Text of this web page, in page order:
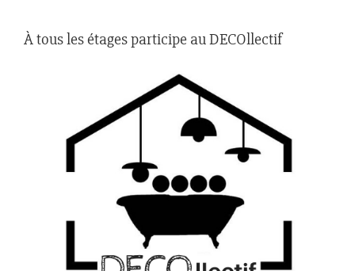
À tous les étages participe au DECOllectif